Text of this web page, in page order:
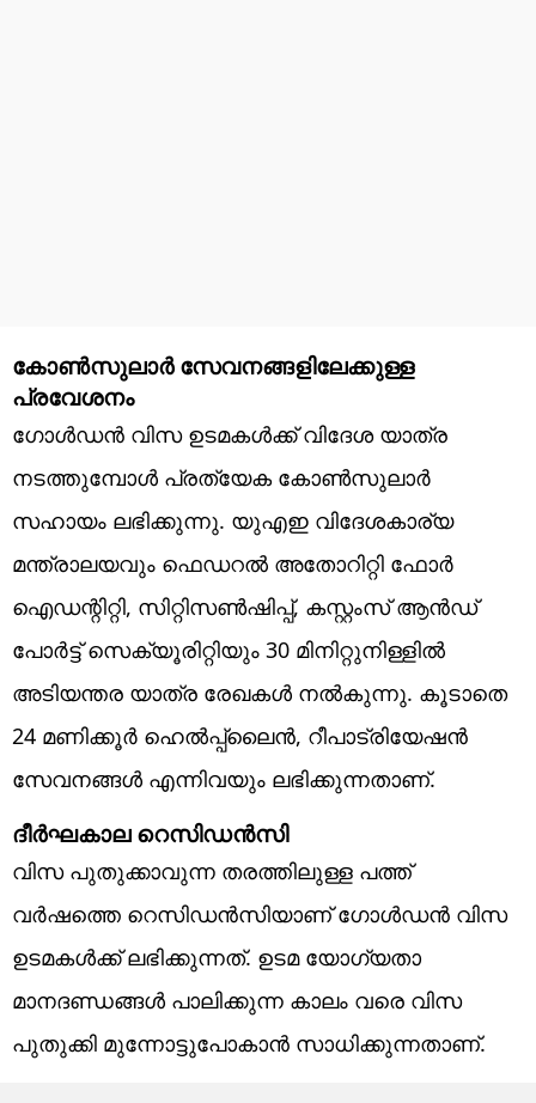
കോണ്‍സുലാര്‍ സേവനങ്ങളിലേക്കുള്ള
പ്രവേശനം
ഗോള്‍ഡന്‍ വിസ ഉടമകള്‍ക്ക് വിദേശ യാത്ര
നടത്തുമ്പോള്‍ പ്രത്യേക കോണ്‍സുലാര്‍
സഹായം ലഭിക്കുന്നു. യുഎഇ വിദേശകാര്യ
മന്ത്രാലയവും ഫെഡറല്‍ അതോറിറ്റി ഫോര്‍
ഐഡന്റിറ്റി, സിറ്റിസണ്‍ഷിപ്പ്, കസ്റ്റംസ് ആന്‍ഡ്
പോര്‍ട്ട് സെക്യൂരിറ്റിയും 30 മിനിറ്റുനിള്ളില്‍
അടിയന്തര യാത്ര രേഖകള്‍ നല്‍കുന്നു. കൂടാതെ
24 മണിക്കൂര്‍ ഹെല്‍പ്പ്‌ലൈന്‍, റീപാട്രിയേഷന്‍
സേവനങ്ങള്‍ എന്നിവയും ലഭിക്കുന്നതാണ്.
ദീര്‍ഘകാല റെസിഡന്‍സി
വിസ പുതുക്കാവുന്ന തരത്തിലുള്ള പത്ത്
വര്‍ഷത്തെ റെസിഡന്‍സിയാണ് ഗോള്‍ഡന്‍ വിസ
ഉടമകള്‍ക്ക് ലഭിക്കുന്നത്. ഉടമ യോഗ്യതാ
മാനദണ്ഡങ്ങള്‍ പാലിക്കുന്ന കാലം വരെ വിസ
പുതുക്കി മുന്നോട്ടുപോകാന്‍ സാധിക്കുന്നതാണ്.